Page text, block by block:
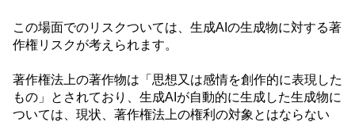
この場面でのリスクついては、生成AI の生成物に対する著
作権リスクが考えられます。
著作権法上の著作物は「思想又は感情を創作的に表現した
もの」とされており、生成AI が自動的に生成した生成物に
ついては、現状、著作権法上の権利の対象とはならない